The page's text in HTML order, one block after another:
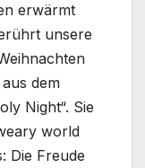
erwärmt
unsere
dem
Night“. Sie
world
Die Freude